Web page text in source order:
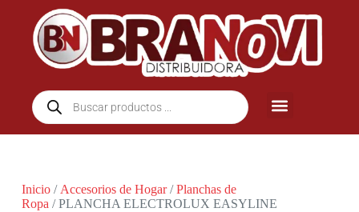
Inicio/ Accesorios de Hogar/Planchas de
Ropa / PLANCHA ELECTROLUX EASYLINE